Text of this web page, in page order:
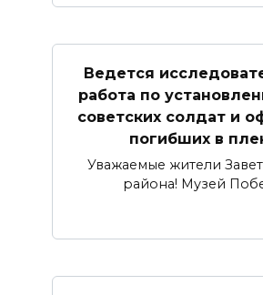
Ведется
работа по
советских солдат и
погибших в
Уважаемые жители
района! Музей